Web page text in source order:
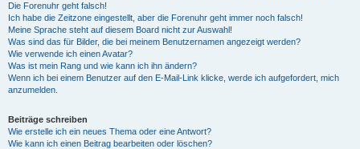
Die Forenuhr geht falsch!
Ich habe die Zeitzone eingestellt, aber die Forenuhr geht immer noch falsch!
Meine Sprache steht auf diesem Board nicht zur Auswahl!
Was sind das für Bilder, die bei meinem Benutzernamen angezeigt werden?
Wie verwende ich einen Avatar?
Was ist mein Rang und wie kann ich ihn ändern?
Wenn ich bei einem Benutzer auf den E-Mail-Link klicke, werde ich aufgefordert, mich
anzumelden.
Beiträge schreiben
Wie erstelle ich ein neues Thema oder eine Antwort?
Wie kann ich einen Beitrag bearbeiten oder löschen?